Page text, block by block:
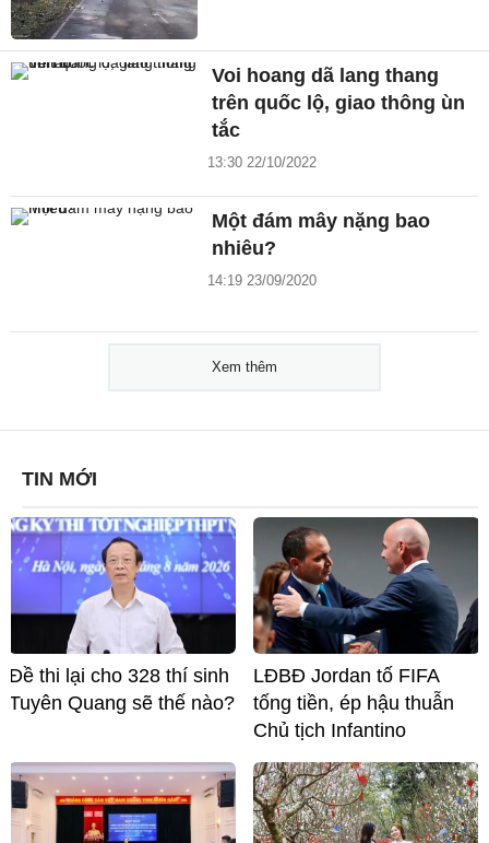
Voi hoang dã lang thang
trên quốc lộ, giao thông ùn
tắc
13:30 22/10/2022
Một đám mây nặng bao
nhiêu?
14:19 23/09/2020
Xem thêm
TIN MỚI
Đề thi lại cho 328 thí sinh
Tuyên Quang sẽ thế nào?
LĐBĐ Jordan tố FIFA
tống tiền, ép hậu thuẫn
Chủ tịch Infantino